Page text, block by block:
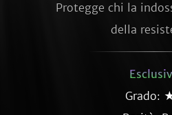
Protegge chi la
della
Grado: